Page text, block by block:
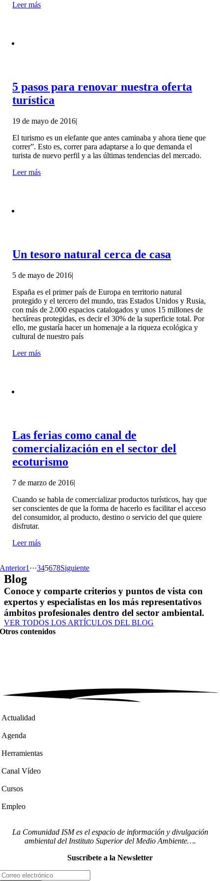
Leer más
5 pasos para renovar nuestra oferta
turística
19 de mayo de 2016|
El turismo es un elefante que antes caminaba y ahora tiene que
correr”. Esto es, correr para adaptarse a lo que demanda el
turista de nuevo perfil y a las últimas tendencias del mercado.
Leer más
Un tesoro natural cerca de casa
5 de mayo de 2016|
España es el primer país de Europa en territorio natural
protegido y el tercero del mundo, tras Estados Unidos y Rusia,
con más de 2.000 espacios catalogados y unos 15 millones de
hectáreas protegidas, es decir el 30% de la superficie total. Por
ello, me gustaría hacer un homenaje a la riqueza ecológica y
cultural de nuestro país
Leer más
Las ferias como canal de
comercialización en el sector del
ecoturismo
7 de marzo de 2016|
Cuando se habla de comercializar productos turísticos, hay que
ser conscientes de que la forma de hacerlo es facilitar el acceso
del consumidor, al producto, destino o servicio del que quiere
disfrutar.
Leer más
Anterior1 ···345678Siguiente
Blog
Conoce y comparte criterios y puntos de vista con
expertos y especialistas en los más representativos
ámbitos profesionales dentro del sector ambiental.
VER TODOS LOS ARTÍCULOS DEL BLOG
Otros contenidos
Actualidad
Agenda
Herramientas
Canal Vídeo
Cursos
Empleo
La Comunidad ISM es el espacio de información y divulgación
ambiental del Instituto Superior del Medio Ambiente….
Suscríbete a la Newsletter